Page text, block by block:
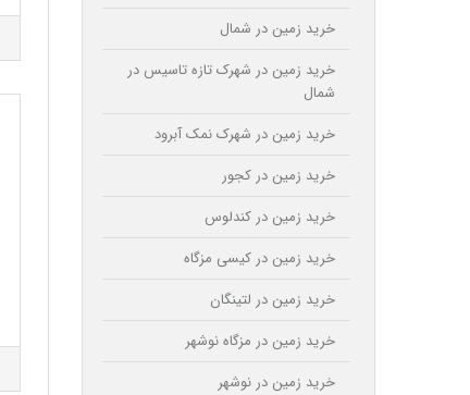
خرید زمین در شمال
خرید زمین در شهرک تازه تاسیس در
شمال
خرید زمین در شهرک نمک آبرود
خرید زمین در کجور
خرید زمین در کندلوس
خرید زمین در کیسی مزگاه
خرید زمین در لتینگان
خرید زمین در مزگاه نوشهر
خرید زمین در نوشهر